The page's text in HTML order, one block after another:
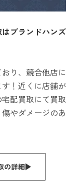
ブランドハンズ
り、競合他店に
！近くに店舗が
配買取にて買取
やダメージのあ
の詳細